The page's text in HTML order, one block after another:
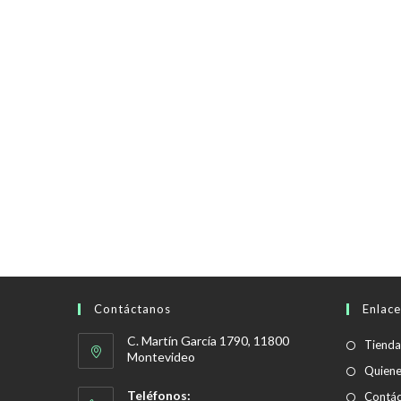
Contáctanos
C. Martín García 1790, 11800
Montevideo
Teléfonos:
Tienda